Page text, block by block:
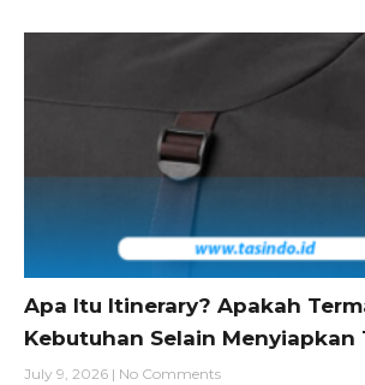
Apa Itu Itinerary? Apakah
Kebutuhan Selain Menyiapkan
July 9, 2026
No Comments